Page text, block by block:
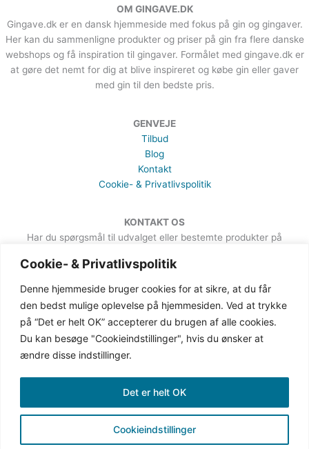
Cookie- & Privatlivspolitik
Denne hjemmeside bruger cookies for at sikre, at du får
den bedst mulige oplevelse på hjemmesiden. Ved at trykke
på “Det er helt OK” accepterer du brugen af alle cookies.
Du kan besøge "Cookieindstillinger", hvis du ønsker at
ændre disse indstillinger.
Cookieindstillinger
Det er helt OK
OM GINGAVE.DK
Gingave.dk er en dansk hjemmeside med fokus på gin og gingaver.
Her kan du sammenligne produkter og priser på gin fra flere danske
webshops og få inspiration til gingaver. Formålet med gingave.dk er
at gøre det nemt for dig at blive inspireret og købe gin eller gaver
med gin til den bedste pris.
GENVEJE
Tilbud
Blog
Kontakt
Cookie- & Privatlivspolitik
KONTAKT OS
Har du spørgsmål til udvalget eller bestemte produkter på
kan du gøre via formularen på Kontakt-siden.
Copyright © 2019-2026 Gingave | CVR: 38387162